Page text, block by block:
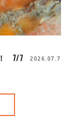
7/7 2026.07.7